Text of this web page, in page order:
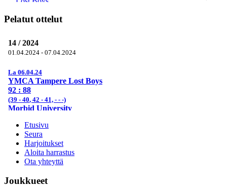
Pelatut ottelut
Etusivu
Seura
Harjoitukset
Aloita harrastus
Ota yhteyttä
Joukkueet